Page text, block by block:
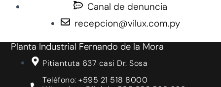
Canal de denuncia
recepcion@vilux.com.py
Planta Industrial Fernando de la Mora
Pitiantuta 637 casi Dr. Sosa
Teléfono: +595 21 518 8000